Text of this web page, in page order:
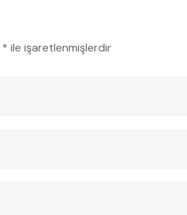
* ile işaretlenmişlerdir